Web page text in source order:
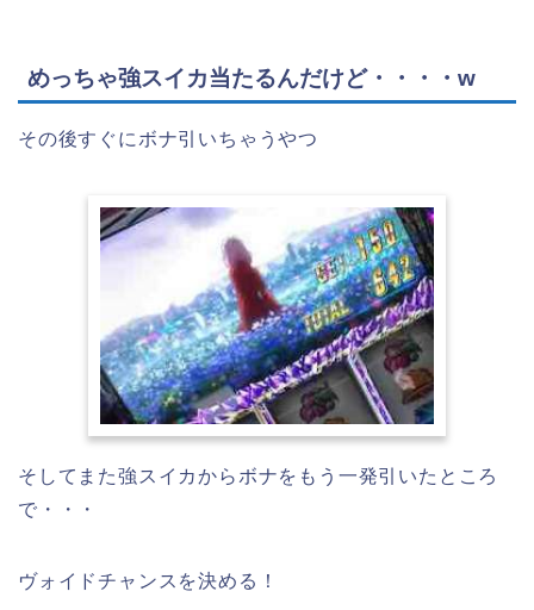
めっちゃ強スイカ当たるんだけど・・・・w
その後すぐにボナ引いちゃうやつ
そしてまた強スイカからボナをもう一発引いたところ
で・・・
ヴォイドチャンスを決める！